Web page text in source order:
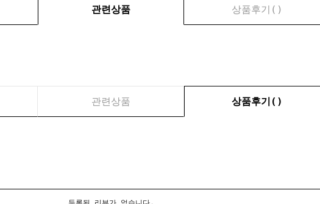
관련상품 상품후기( )
관련상품 상품후기( )